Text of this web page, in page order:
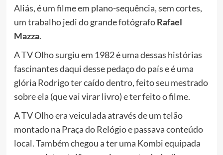
Aliás, é um filme em plano-sequência, sem cortes,
um trabalho jedi do grande fotógrafoRafael
Mazza.
A TV Olho surgiu em 1982 é uma dessas histórias
fascinantes daqui desse pedaço do país e é uma
glória Rodrigo tercaído dentro, feito seu mestrado
sobre ela (que vai virar livro) e ter feito o filme.
A TV Olho era veiculada através de um telão
montado na Praça do Relógio e passava conteúdo
local. Também chegou a ter uma Kombi equipada